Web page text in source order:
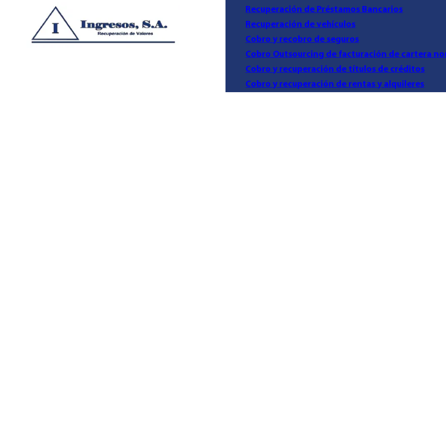
Recuperación de Préstamos Bancarios
Recuperación de vehículos
Cobro y recobro de seguros
Cobro Outsourcing de facturación de cartera
Cobro y recuperación de títulos de créditos
Cobro y recuperación de rentas y alquileres